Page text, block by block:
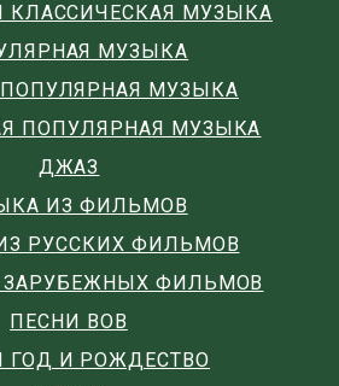
КЛАССИЧЕСКАЯ МУЗЫКА
МУЗЫКА
МУЗЫКА
ПОПУЛЯРНАЯ МУЗЫКА
ДЖАЗ
ИЗ ФИЛЬМОВ
РУССКИХ ФИЛЬМОВ
ФИЛЬМОВ
ПЕСНИ ВОВ
ГОД И РОЖДЕСТВО